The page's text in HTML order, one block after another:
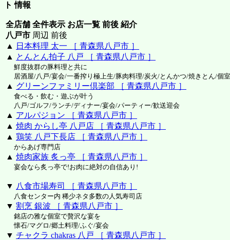
ト 情報
全店舗 全件表示 お店一覧 前後 紹介
八戸市 周辺 前後
▲
日本料理 太一 ［ 青森県八戸市 ］
▲ とんとん拍子 八戸 ［ 青森県八戸市 ］
鮮度抜群の豚料理と共に
居酒屋/八戸/宴会/一番搾り極上生/豚肉料理/炭火/とんかつ/焼きとん/個室
▲ グリーンファミリー倶楽部 ［ 青森県八戸市 ］
食べる・飲む・遊ぶが叶う
八戸/ゴルフ/ランチ/ディナー/宴会/パーティー/歓送迎会
▲ アルパジョン ［ 青森県八戸市 ］
▲ 焼肉 からし亭 八戸店 ［ 青森県八戸市 ］
▲ 鶏笑 八戸下長店 ［ 青森県八戸市 ］
からあげ専門店
▲ 焼肉家族 炙っ亭 ［ 青森県八戸市 ］
宴会なら炙っ亭で!お肉に絶対の自信あり!
▼ 八食市場寿司 ［ 青森県八戸市 ］
八食センター内 稀少ネタ多数の人気寿司店
▼ 割烹 銀波 ［ 青森県八戸市 ］
銘店の雅な個室で贅沢な宴を
懐石/マグロ/郷土料理/ふぐ/宴会
▼ チャクラ chakras 八戸 ［ 青森県八戸市 ］